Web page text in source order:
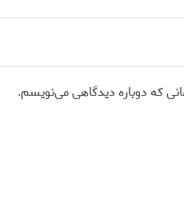
که دوباره دیدگاهی می‌نویسم.